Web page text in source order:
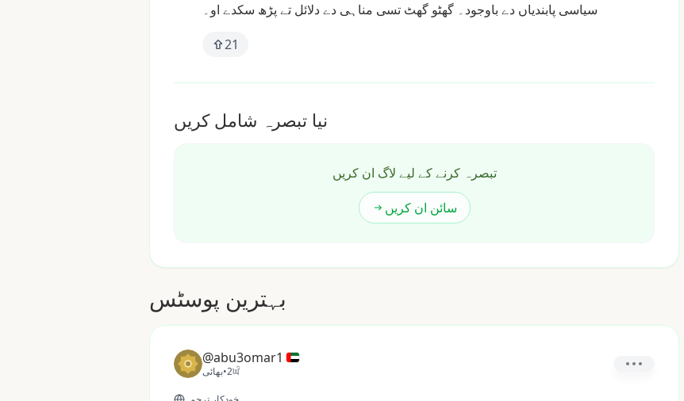
سیاسی پابندیاں دے باوجود۔ گھٹو گھٹ تسی مناہی دےدلائل تے پڑھ سکدے او۔
21
نیا تبصرہ شامل کریں
تبصرہ کرنے کے لیے لاگ ان کریں
سائن ان کریں
بہترین پوسٹس
@abu3omar1
بھائی•2ਘੰ